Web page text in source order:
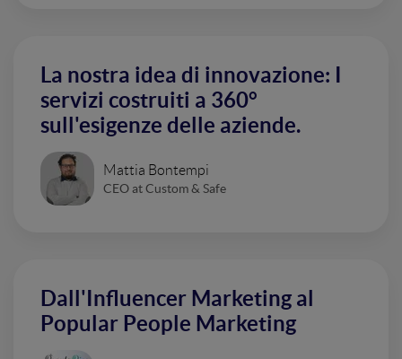
La nostra idea di innovazione: I
servizi costruiti a 360°
sull'esigenze delle aziende.
Mattia Bontempi
CEO at Custom & Safe
Dall'Influencer Marketing al
Popular People Marketing